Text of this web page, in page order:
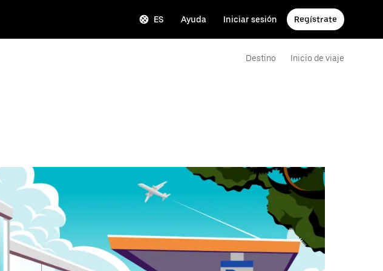
ES Ayuda Iniciar sesión Regístrate
Destino Inicio de viaje